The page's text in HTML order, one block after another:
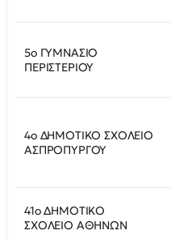
5ο ΓΥΜΝΑΣΙΟ
ΠΕΡΙΣΤΕΡΙΟΥ
4ο ΔΗΜΟΤΙΚΟ ΣΧΟΛΕΙΟ
ΑΣΠΡΟΠΥΡΓΟΥ
41ο ΔΗΜΟΤΙΚΟ
ΣΧΟΛΕΙΟ ΑΘΗΝΩΝ